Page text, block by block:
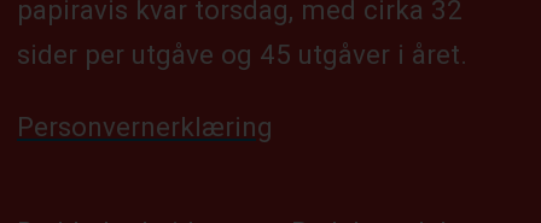
papiravis kvar torsdag, med cirka 32
sider per utgåve og 45 utgåver i året.
Personvernerklæring